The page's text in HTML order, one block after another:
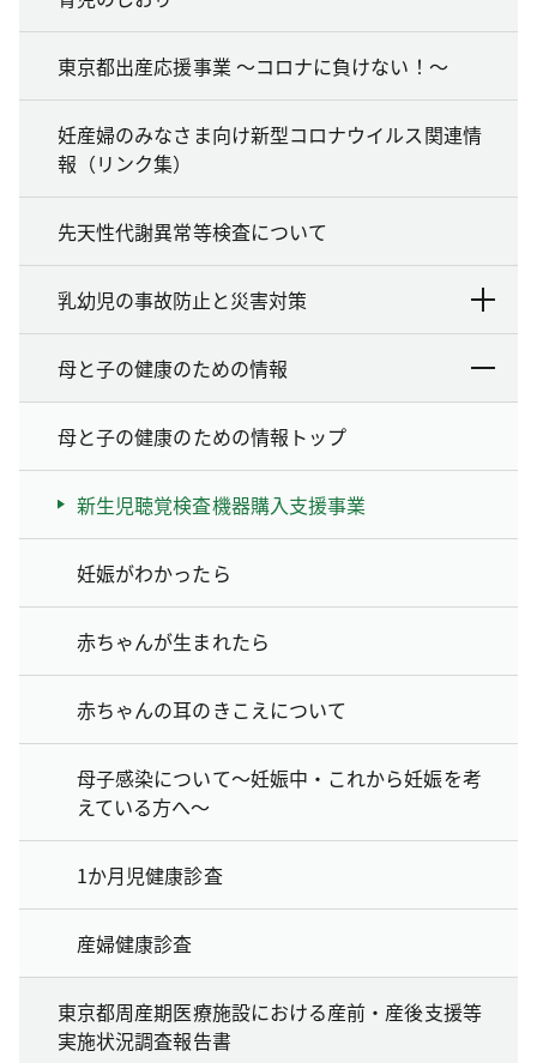
東京都出産応援事業 ～コロナに負けない！～
妊産婦のみなさま向け新型コロナウイルス関連情
報（リンク集）
先天性代謝異常等検査について
乳幼児の事故防止と災害対策
母と子の健康のための情報
母と子の健康のための情報トップ
新生児聴覚検査機器購入支援事業
妊娠がわかったら
赤ちゃんが生まれたら
赤ちゃんの耳のきこえについて
母子感染について～妊娠中・これから妊娠を考
えている方へ～
1か月児健康診査
産婦健康診査
東京都周産期医療施設における産前・産後支援等
実施状況調査報告書